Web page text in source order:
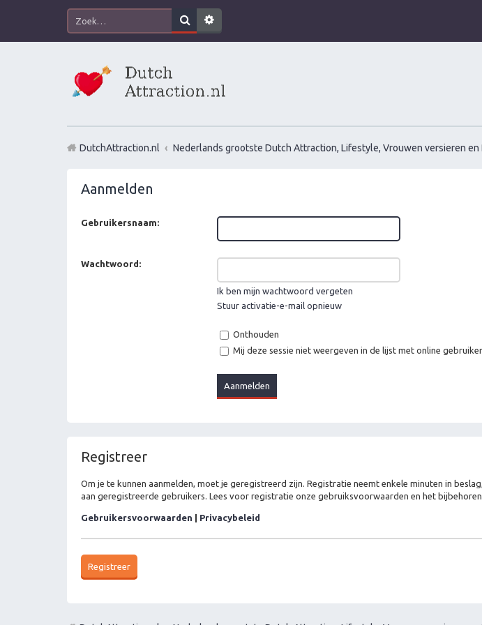
DutchAttraction.nl Nederlands grootste Dutch Attraction, Lifestyle, Vrouwen versieren en
Aanmelden
Gebruikersnaam:
Wachtwoord:
Ik ben mijn wachtwoord vergeten
Stuur activatie-e-mail opnieuw
Onthouden
Mij deze sessie niet weergeven in de lijst met online
Registreer
Om je te kunnen aanmelden, moet je geregistreerd zijn. Registratie neemt enkele minuten in
aan geregistreerde gebruikers. Lees voor registratie onze gebruiksvoorwaarden en het
Gebruikersvoorwaarden Privacybeleid
Registreer